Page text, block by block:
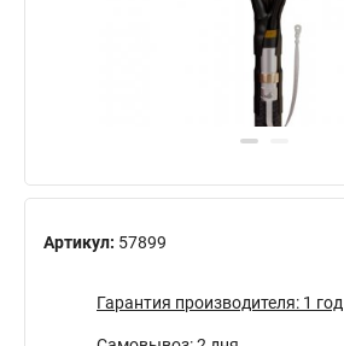
Артикул: 57899
Гарантия производителя: 1 год